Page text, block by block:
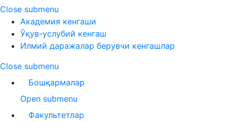
Close submenu
Академия кенгаши
Ўқув-услубий кенгаш
Илмий даражалар берувчи кенгашлар
Close submenu
Бошқармалар
Open submenu
Факультетлар